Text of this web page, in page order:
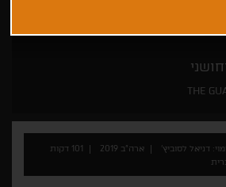
דניאל לסוביץ' ארה"ב 2019
101 דקות